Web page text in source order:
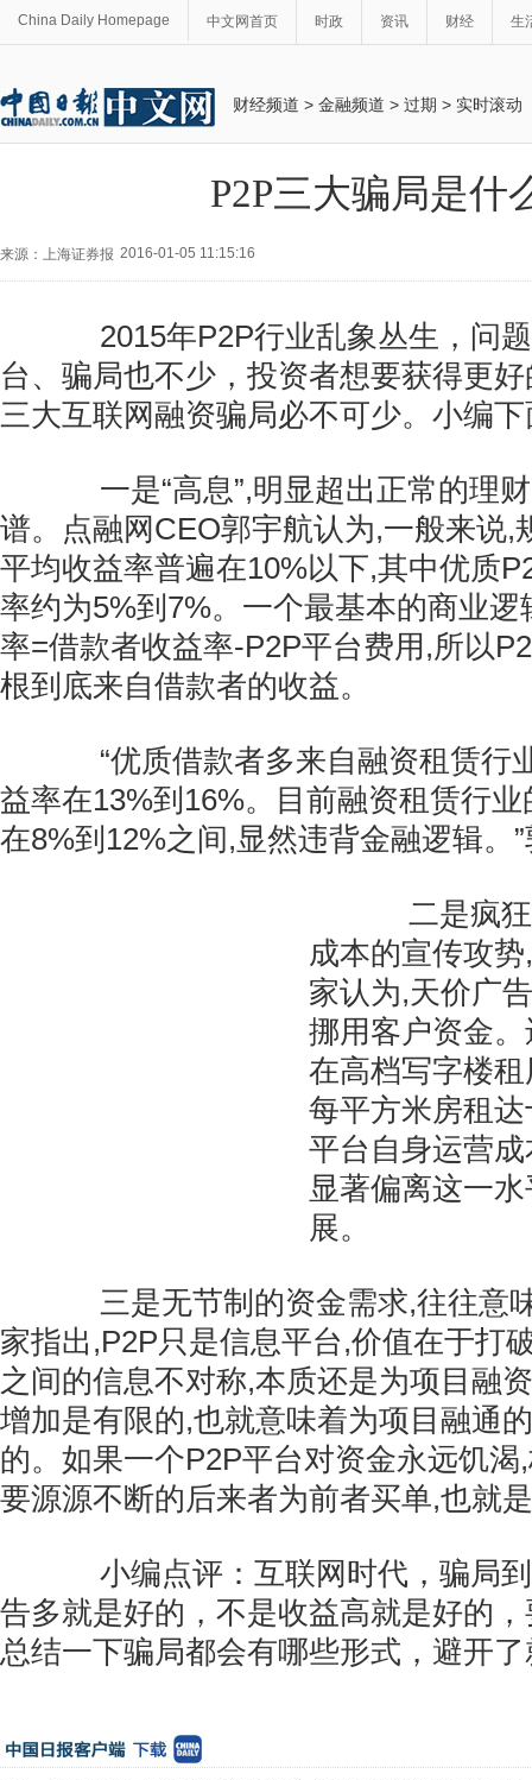
China Daily Homepage 中文网首页 时政 资讯 财经 生
财经频道 > 金融频道 > 过期 > 实时滚动
P2P三大骗局是什
来源：上海证券报 2016-01-05 11:15:16
2015年P2P行业乱象丛生，问题
台、骗局也不少，投资者想要获得更
三大互联网融资骗局必不可少。小编
一是“高息”,明显超出正常的理
谱。点融网CEO郭宇航认为,一般来说,
平均收益率普遍在10%以下,其中优质
率约为5%到7%。一个最基本的商业逻
率=借款者收益率-P2P平台费用,所以
根到底来自借款者的收益。
“优质借款者多来自融资租赁行
益率在13%到16%。目前融资租赁行
在8%到12%之间,显然违背金融逻辑。
二是疯狂
成本的宣传攻
家认为,天价广
挪用客户资金
在高档写字楼
每平方米房租
平台自身运营
显著偏离这一
展。
三是无节制的资金需求,往往意
家指出,P2P只是信息平台,价值在于打
之间的信息不对称,本质还是为项目融
增加是有限的,也就意味着为项目融通
的。如果一个P2P平台对资金永远饥
要源源不断的后来者为前者买单,也就
小编点评：互联网时代，骗局到
告多就是好的，不是收益高就是好的
总结一下骗局都会有哪些形式，避开